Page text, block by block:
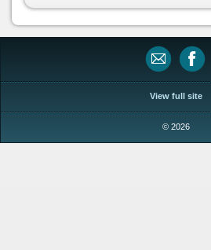
View full site
© 2026